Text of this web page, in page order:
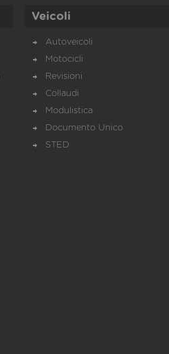
Veicoli
Autoveicoli
Motocicli
Revisioni
Collaudi
Modulistica
Documento Unico
STED